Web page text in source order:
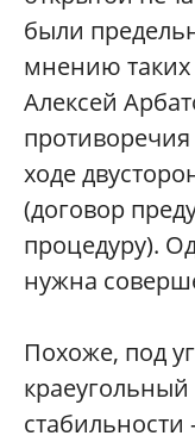
были
мнению таких
Алексей
ходе
(договор
процедуру).
нужна
Похоже, под